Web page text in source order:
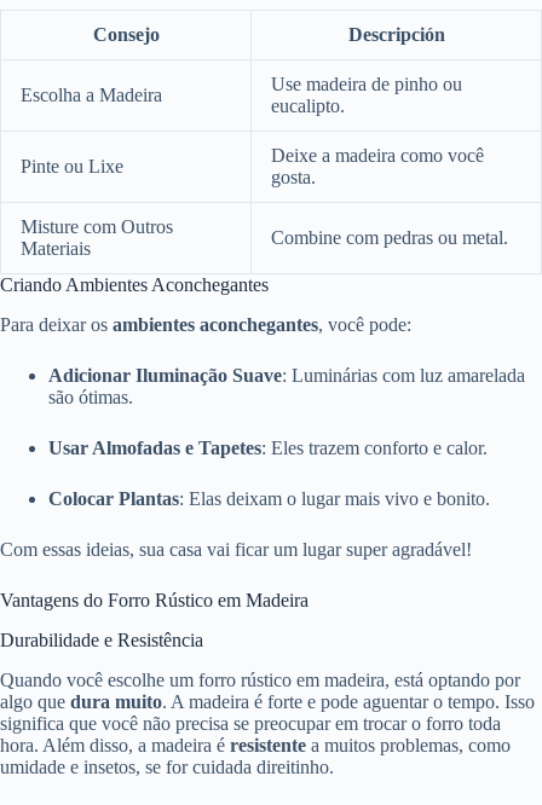
Consejo Descripción
Escolha a Madeira
Use madeira de pinho ou
eucalipto.
Pinte ou Lixe
Deixe a madeira como você
gosta.
Misture com Outros
Materiais
Combine com pedras ou metal.
Criando Ambientes Aconchegantes
Para deixar os ambientes aconchegantes, você pode:
Adicionar Iluminação Suave: Luminárias com luz amarelada
são ótimas.
Usar Almofadas e Tapetes: Eles trazem conforto e calor.
Colocar Plantas: Elas deixam o lugar mais vivo e bonito.
Com essas ideias, sua casa vai ficar um lugar super agradável!
Vantagens do Forro Rústico em Madeira
Durabilidade e Resistência
Quando você escolhe um forro rústico em madeira, está optando por
algo que dura muito. A madeira é forte e pode aguentar o tempo. Isso
significa que você não precisa se preocupar em trocar o forro toda
hora. Além disso, a madeira é resistente a muitos problemas, como
umidade e insetos, se for cuidada direitinho.